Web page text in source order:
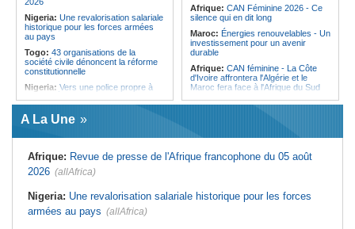
Nigeria: Une revalorisation salariale
historique pour les forces armées
au pays
Togo: 43 organisations de la
société civile dénoncent la réforme
constitutionnelle
Nigeria: Vers une police propre à
enlèvements
Afrique de l'Ouest:
Deux débats confondus
Afrique:CAN féminine - La Côte
d'Ivoire affrontera l'Algérie et le
Maroc fera face à l'Afrique du Sud
Sénégal:Ouverture du procès des
trois chroniqueurs proches du
Pastef pour offense au chef de l'État
Afrique: CAN Féminine 2026 - Ce
silence qui en dit long
Maroc: Énergies renouvelables - Un
investissement pour un avenir
durable
Afrique: CAN féminine - La Côte
d'Ivoire affrontera l'Algérie et le
Maroc fera face à l'Afrique du Sud
endémique à Radès oblige le
avoir prévenu l'Espagne des risques
avant la crise migratoire
A La Une
Afrique: Revue de presse de l'Afrique francophone du 05 août
2026 (allAfrica)
Nigeria: Une revalorisation salariale historique pour les forces
armées au pays (allAfrica)